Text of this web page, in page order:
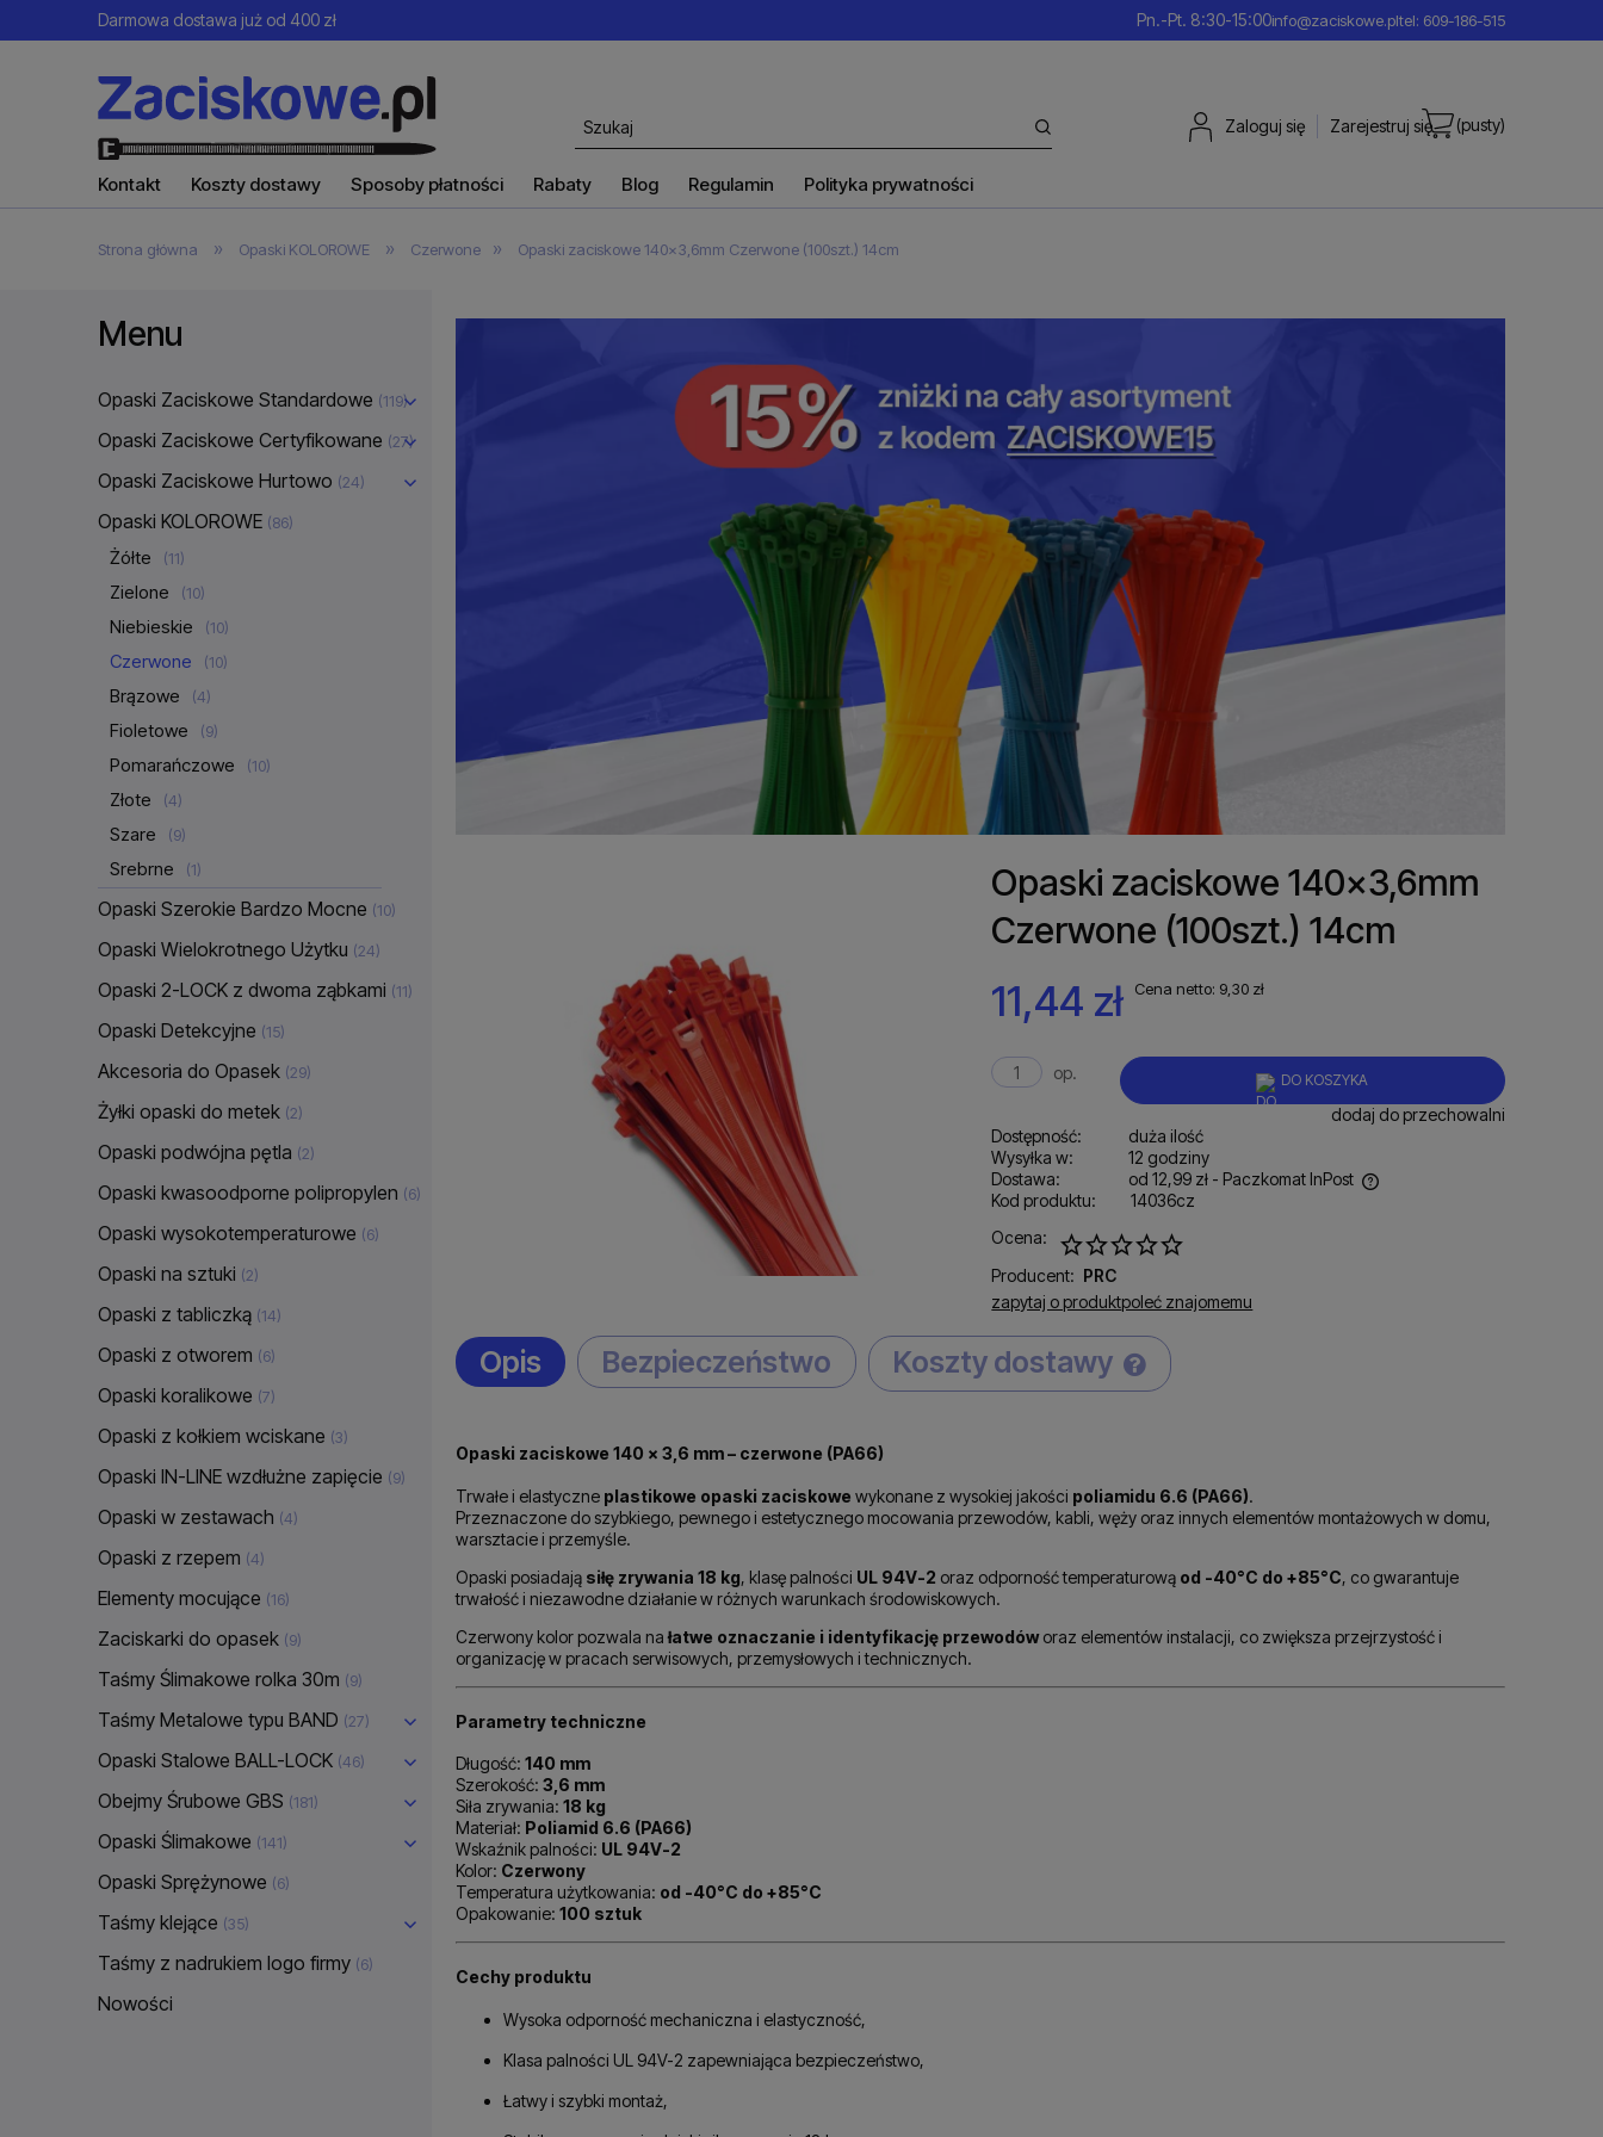
Darmowa dostawa już od 400 zł Pn.-Pt. 8:30-15:00info@zaciskowe.pltel: 609-186-515
Zarejestruj się
Zaloguj się (pusty)
Kontakt Koszty dostawy Sposoby płatności Rabaty Blog Regulamin Polityka prywatności
Strona główna » Opaski KOLOROWE » Czerwone » Opaski zaciskowe 140x3,6mm Czerwone (100szt.) 14cm
Menu
Opaski Zaciskowe Standardowe (119)
Opaski Zaciskowe Certyfikowane (27)
Opaski Zaciskowe Hurtowo (24)
Opaski KOLOROWE (86)
Żółte (11)
Zielone (10)
Niebieskie (10)
Czerwone (10)
Brązowe (4)
Fioletowe (9)
Pomarańczowe (10)
Złote (4)
Szare (9)
Srebrne (1)
Opaski Szerokie Bardzo Mocne (10)
Opaski Wielokrotnego Użytku (24)
Opaski 2-LOCK z dwoma ząbkami (11)
Opaski Detekcyjne (15)
Akcesoria do Opasek (29)
Żyłki opaski do metek (2)
Opaski podwójna pętla (2)
Opaski kwasoodporne polipropylen (6)
Opaski wysokotemperaturowe (6)
Opaski na sztuki (2)
Opaski z tabliczką (14)
Opaski z otworem (6)
Opaski koralikowe (7)
Opaski z kołkiem wciskane (3)
Opaski IN-LINE wzdłużne zapięcie (9)
Opaski w zestawach (4)
Opaski z rzepem (4)
Elementy mocujące (16)
Zaciskarki do opasek (9)
Taśmy Ślimakowe rolka 30m (9)
Taśmy Metalowe typu BAND (27)
Opaski Stalowe BALL-LOCK (46)
Obejmy Śrubowe GBS (181)
Opaski Ślimakowe (141)
Opaski Sprężynowe (6)
Taśmy klejące (35)
Taśmy z nadrukiem logo firmy (6)
Nowości
Opaski zaciskowe 140x3,6mm
Czerwone (100szt.) 14cm
11,44 zł Cena netto: 9,30 zł
op. DO KOSZYKA
dodaj do przechowalni
Dostępność:
duża ilość
Wysyłka w:
12 godziny
Dostawa:
od 12,99 zł - Paczkomat InPost
Cena nie zawiera ewentualnych kosztów
płatności
Kod produktu:
14036cz
Ocena:
Producent: PRC
zapytaj o produktpoleć znajomemu
Opis Bezpieczeństwo Koszty dostawy
Opaski zaciskowe 140 × 3,6 mm – czerwone (PA66)
Trwałe i elastyczne plastikowe opaski zaciskowe wykonane z wysokiej jakości poliamidu 6.6 (PA66).
Przeznaczone do szybkiego, pewnego i estetycznego mocowania przewodów, kabli, węży oraz innych elementów montażowych w domu,
warsztacie i przemyśle.
Opaski posiadają siłę zrywania 18 kg, klasę palności UL 94V-2 oraz odporność temperaturową od -40°C do +85°C, co gwarantuje
trwałość i niezawodne działanie w różnych warunkach środowiskowych.
Czerwony kolor pozwala nałatwe oznaczanie i identyfikację przewodóworaz elementów instalacji, co zwiększa przejrzystość i
organizację w pracach serwisowych, przemysłowych i technicznych.
Parametry techniczne
Długość: 140 mm
Szerokość: 3,6 mm
Siła zrywania: 18 kg
Materiał: Poliamid 6.6 (PA66)
Wskaźnik palności: UL 94V-2
Kolor: Czerwony
Temperatura użytkowania: od -40°C do +85°C
Opakowanie: 100 sztuk
Cechy produktu
Wysoka odporność mechaniczna i elastyczność,
Klasa palności UL 94V-2 zapewniająca bezpieczeństwo,
Łatwy i szybki montaż,